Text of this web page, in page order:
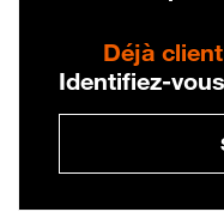
Déjà
Identifiez-